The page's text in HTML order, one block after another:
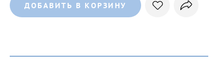
ДОБАВИТЬ В КОРЗИНУ